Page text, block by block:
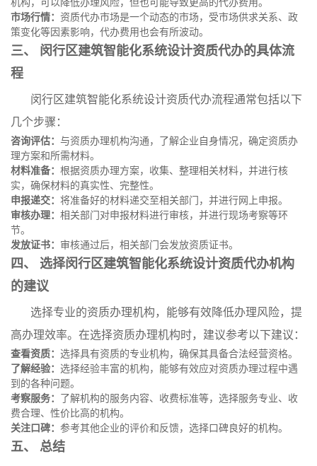
机构，可以降低办理风险，但也可能导致更高的代办费用。
市场行情： 资质代办市场是一个动态的市场，受市场供求关系、政
策变化等因素影响，代办费用也会有所波动。
三、 闵行区建筑智能化系统设计资质代办的具体流
程
闵行区建筑智能化系统设计资质代办流程通常包括以下
几个步骤：
咨询评估： 与资质办理机构沟通，了解企业自身情况，确定资质办
理方案和所需材料。
材料准备： 根据资质办理方案，收集、整理相关材料，并进行核
实，确保材料的真实性、完整性。
申报递交： 将准备好的材料递交至相关部门，并进行网上申报。
审核办理： 相关部门对申报材料进行审核，并进行现场考察等环
节。
发放证书： 审核通过后，相关部门会发放资质证书。
四、 选择闵行区建筑智能化系统设计资质代办机构
的建议
选择专业的资质办理机构，能够有效降低办理风险，提
高办理效率。在选择资质办理机构时，建议参考以下建议：
查看资质： 选择具有资质的专业机构，确保其具备合法经营资格。
了解经验： 选择经验丰富的机构，能够有效应对资质办理过程中遇
到的各种问题。
考察服务：
了解机构的服务内容、收费标准等，选择服务专业、收
费合理、性价比高的机构。
关注口碑： 参考其他企业的评价和反馈，选择口碑良好的机构。
五、 总结